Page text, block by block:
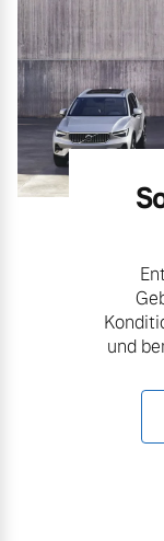
und